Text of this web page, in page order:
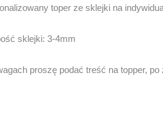
toper ze sklejki na
sklejki: 3-4mm
proszę podać treść na topper,